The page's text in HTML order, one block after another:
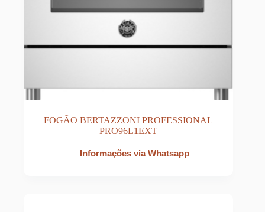
FOGÃO BERTAZZONI PROFESSIONAL
PRO96L1EXT
Informações via Whatsapp